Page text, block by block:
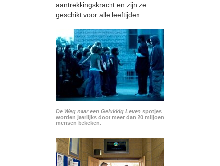
aantrekkingskracht en zijn ze
geschikt voor alle leeftijden.
De Weg naar een Gelukkig Leven spotjes
worden jaarlijks door meer dan 20 miljoen
mensen bekeken.